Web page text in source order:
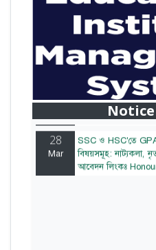
বাজেটের মধ্যে
সুযোগ। ২০টির অধিক
থেকে ৫ লক্ষ টাকা।
28
Mar
SSC ও HSC'তে GPA
বিষয়সমূহ: নাট্যকলা,
আবেদন লিংকঃ